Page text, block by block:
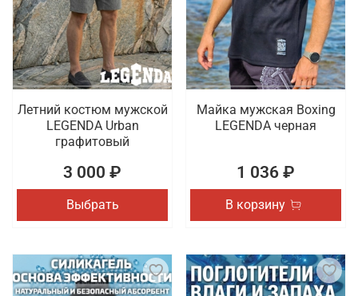
Летний костюм мужской
LEGENDA Urban
графитовый
3 000 ₽
Выбрать
Майка мужская Boxing
LEGENDA черная
1 036 ₽
В корзину